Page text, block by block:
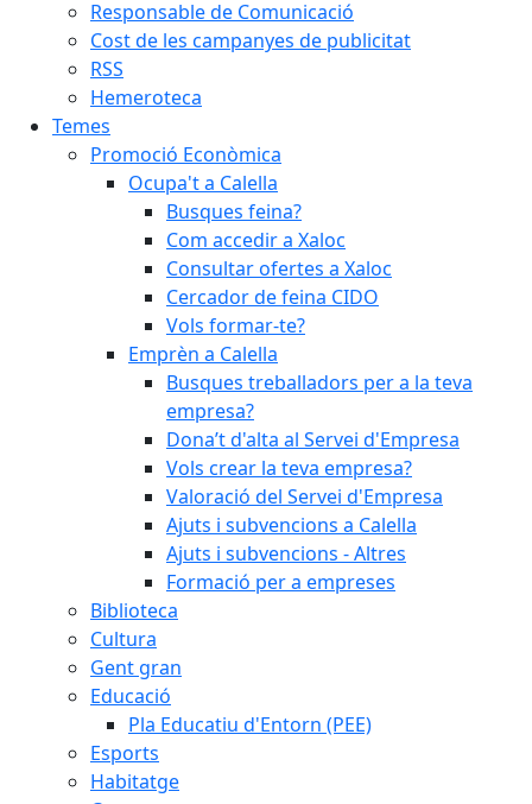
Responsable de Comunicació
Cost de les campanyes de publicitat
RSS
Hemeroteca
Temes
Promoció Econòmica
Ocupa't a Calella
Busques feina?
Com accedir a Xaloc
Consultar ofertes a Xaloc
Cercador de feina CIDO
Vols formar-te?
Emprèn a Calella
Busques treballadors per a la teva
empresa?
Dona’t d'alta al Servei d'Empresa
Vols crear la teva empresa?
Valoració del Servei d'Empresa
Ajuts i subvencions a Calella
Ajuts i subvencions - Altres
Formació per a empreses
Biblioteca
Cultura
Gent gran
Educació
Pla Educatiu d'Entorn (PEE)
Esports
Habitatge